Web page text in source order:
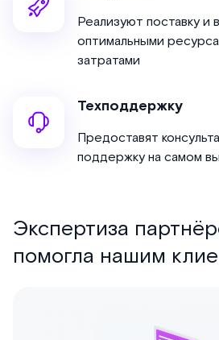
Реализуют поставку и
оптимальными
затратами
Техподдержку
Предоставят
поддержку на самом
Экспертиза
помогла нашим